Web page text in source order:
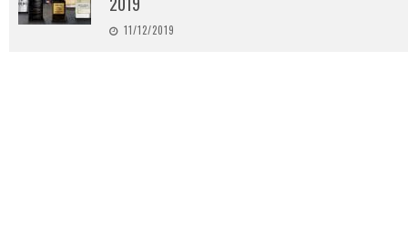
11/12/2019